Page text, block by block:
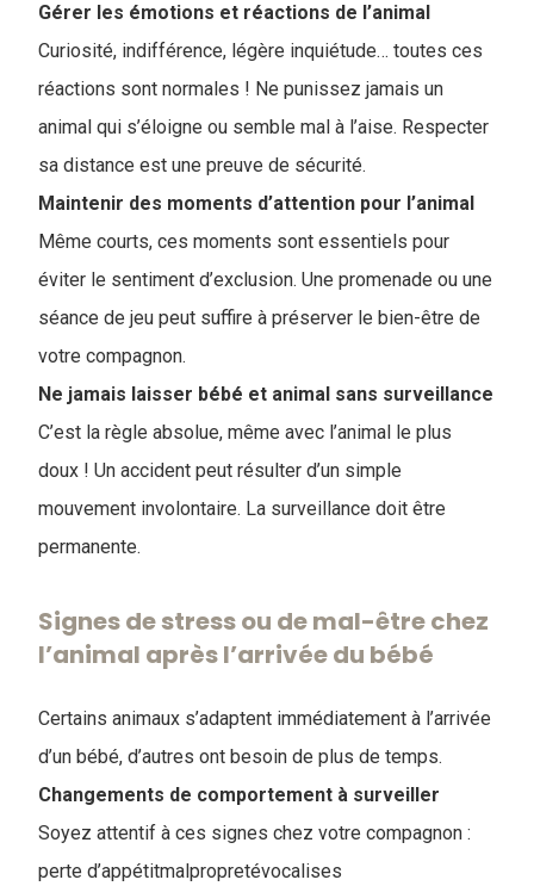
Gérer les émotions et réactions de l’animal
Curiosité, indifférence, légère inquiétude… toutes ces
réactions sont normales ! Ne punissez jamais un
animal qui s’éloigne ou semble mal à l’aise. Respecter
sa distance est une preuve de sécurité.
Maintenir des moments d’attention pour l’animal
Même courts, ces moments sont essentiels pour
éviter le sentiment d’exclusion. Une promenade ou une
séance de jeu peut suffire à préserver le bien-être de
votre compagnon.
Ne jamais laisser bébé et animal sans surveillance
C’est la règle absolue, même avec l’animal le plus
doux ! Un accident peut résulter d’un simple
mouvement involontaire. La surveillance doit être
permanente.
Signes de stress ou de mal-être chez
l’animal après l’arrivée du bébé
Certains animaux s’adaptent immédiatement à l’arrivée
d’un bébé, d’autres ont besoin de plus de temps.
Changements de comportement à surveiller
Soyez attentif à ces signes chez votre compagnon :
perte d’appétitmalpropretévocalises